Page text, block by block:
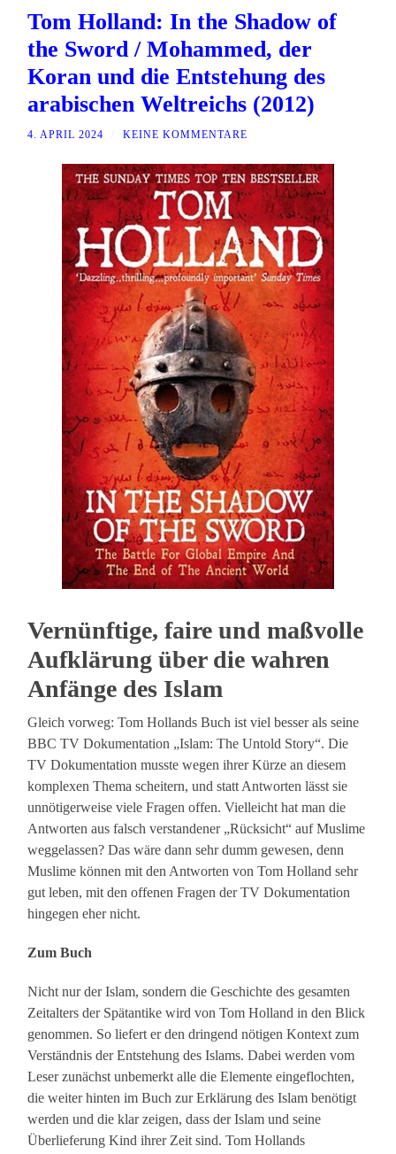
Tom Holland: In the Shadow of
the Sword / Mohammed, der
Koran und die Entstehung des
arabischen Weltreichs (2012)
4. APRIL 2024 KEINE KOMMENTARE
Vernünftige, faire und maßvolle
Aufklärung über die wahren
Anfänge des Islam
Gleich vorweg: Tom Hollands Buch ist viel besser als seine
BBC TV Dokumentation „Islam: The Untold Story“. Die
TV Dokumentation musste wegen ihrer Kürze an diesem
komplexen Thema scheitern, und statt Antworten lässt sie
unnötigerweise viele Fragen offen. Vielleicht hat man die
Antworten aus falsch verstandener „Rücksicht“ auf Muslime
weggelassen? Das wäre dann sehr dumm gewesen, denn
Muslime können mit den Antworten von Tom Holland sehr
gut leben, mit den offenen Fragen der TV Dokumentation
hingegen eher nicht.
Zum Buch
Nicht nur der Islam, sondern die Geschichte des gesamten
Zeitalters der Spätantike wird von Tom Holland in den Blick
genommen. So liefert er den dringend nötigen Kontext zum
Verständnis der Entstehung des Islams. Dabei werden vom
Leser zunächst unbemerkt alle die Elemente eingeflochten,
die weiter hinten im Buch zur Erklärung des Islam benötigt
werden und die klar zeigen, dass der Islam und seine
Überlieferung Kind ihrer Zeit sind. Tom Hollands